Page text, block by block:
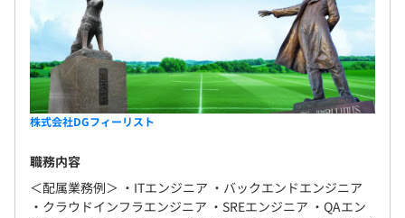
株式会社DGフィーリスト
職務内容
＜配属業務例＞ ・ITエンジニア ・バックエンドエンジニア
・クラウドインフラエンジニア ・SREエンジニア ・QAエン